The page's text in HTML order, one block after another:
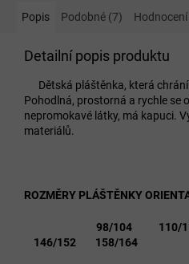
Popis Podobné (7) Hodnocení
Detailní popis produktu
Dětská pláštěnka, která chrání
Pohodlná, prostorná a rychle se
nepromokavé látky, má kapuci.
materiálů.
ROZMĚRY PLÁŠTĚNKY
98/104 110/
146/152 158/164